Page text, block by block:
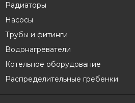
Радиаторы
Насосы
Трубы и фитинги
Водонагреватели
Котельное оборудование
Распределительные гребенки